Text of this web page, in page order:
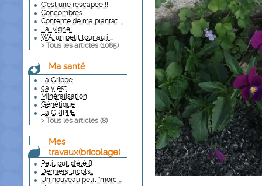
C'est une rescapée!!!
Concombres
Contente de ma plantat ...
La "vigne"
WA, un petit tour au j ...
> Tous les articles (1085)
Ma santé
La Grippe
ça y est
Minéralisation
Génétique
La GRIPPE
> Tous les articles (8)
Mes
travaux(bricolage)
Petit pull d'été 8
Derniers tricots..
Un nouveau petit "morc ...